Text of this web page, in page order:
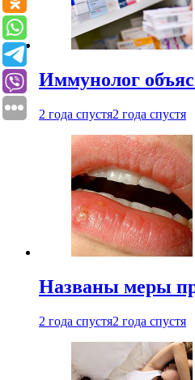
Иммунолог
2 года спустя2 года спустя
Названы меры
2 года спустя2 года спустя